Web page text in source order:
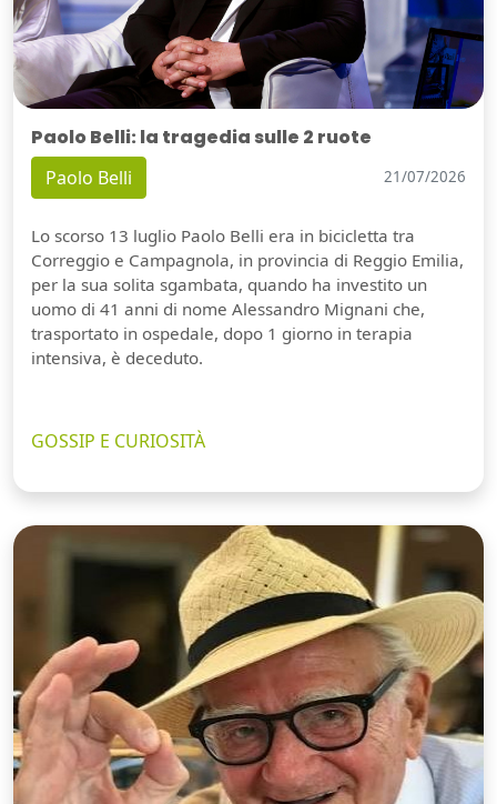
Paolo Belli: la tragedia sulle 2 ruote
Paolo Belli 21/07/2026
Lo scorso 13 luglio Paolo Belli era in bicicletta tra
Correggio e Campagnola, in provincia di Reggio Emilia,
per la sua solita sgambata, quando ha investito un
uomo di 41 anni di nome Alessandro Mignani che,
trasportato in ospedale, dopo 1 giorno in terapia
intensiva, è deceduto.
GOSSIP E CURIOSITÀ